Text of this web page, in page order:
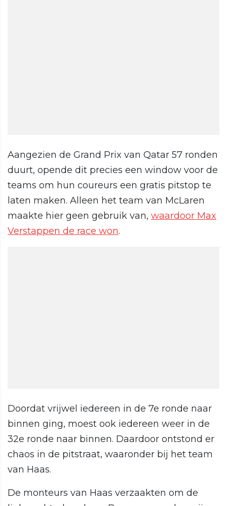
Aangezien de Grand Prix van Qatar 57 ronden
duurt, opende dit precies een window voor de
teams om hun coureurs een gratis pitstop te
laten maken. Alleen het team van McLaren
maakte hier geen gebruik van, waardoor Max
Verstappen de race won.
Doordat vrijwel iedereen in de 7e ronde naar
binnen ging, moest ook iedereen weer in de
32e ronde naar binnen. Daardoor ontstond er
chaos in de pitstraat, waaronder bij het team
van Haas.
De monteurs van Haas verzaakten om de